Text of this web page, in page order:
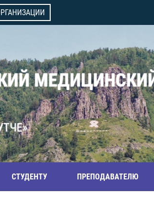
СТУДЕНТУ ПРЕПОДАВАТЕЛЮ